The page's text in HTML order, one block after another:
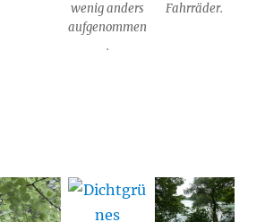
wenig anders
aufgenommen
.
Fahrräder.